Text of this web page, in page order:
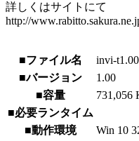
詳しくはサイトにて
http://
■ファイル名
invi-
■バージョン
1.00
■容量
731,056
■必要ランタイム
■動作環境
Win 10